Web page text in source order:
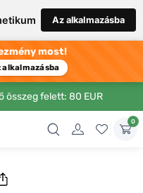
Az alkalmazásba
most!
alkalmazásba
összeg felett: 80 EUR
0